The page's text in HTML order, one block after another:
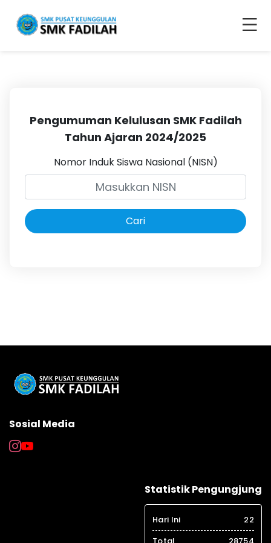
Pengumuman Kelulusan SMK Fadilah
Tahun Ajaran 2024/2025
Nomor Induk Siswa Nasional (NISN)
Cari
Sosial Media
Statistik Pengungjung
Hari Ini
22